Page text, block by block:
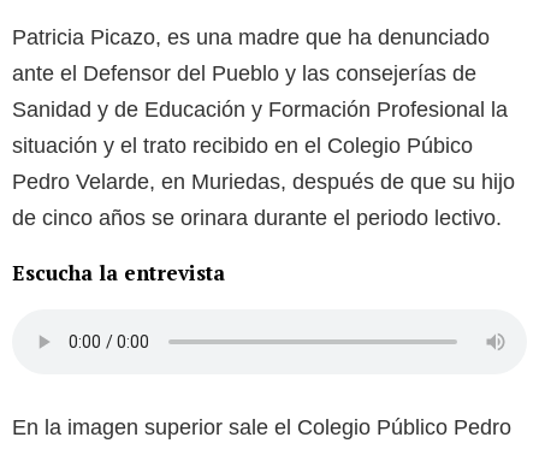
Patricia Picazo, es una madre que ha denunciado
ante el Defensor del Pueblo y las consejerías de
Sanidad y de Educación y Formación Profesional la
situación y el trato recibido en el Colegio Púbico
Pedro Velarde, en Muriedas, después de que su hijo
de cinco años se orinara durante el periodo lectivo.
Escucha la entrevista
En la imagen superior sale el Colegio Público Pedro